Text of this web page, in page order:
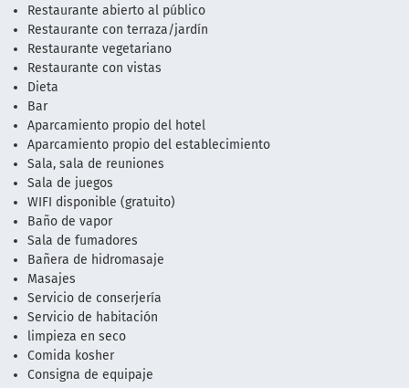
Restaurante abierto al público
Restaurante con terraza/jardín
Restaurante vegetariano
Restaurante con vistas
Dieta
Bar
Aparcamiento propio del hotel
Aparcamiento propio del establecimiento
Sala, sala de reuniones
Sala de juegos
WIFI disponible (gratuito)
Baño de vapor
Sala de fumadores
Bañera de hidromasaje
Masajes
Servicio de conserjería
Servicio de habitación
limpieza en seco
Comida kosher
Consigna de equipaje